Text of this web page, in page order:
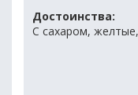
Достоинства:
С сахаром,